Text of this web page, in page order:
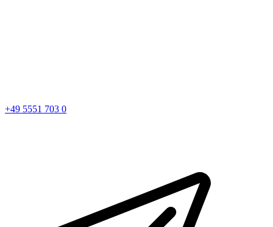
+49 5551 703 0